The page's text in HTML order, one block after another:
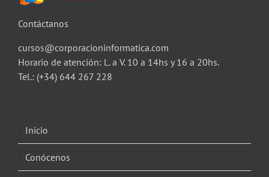
Contáctanos
cursos@corporacioninformatica.com
Horario de atención: L. a V. 10 a 14hs y 16 a 20hs.
Tel.: (+34) 644 267 228
Inicio
Conócenos